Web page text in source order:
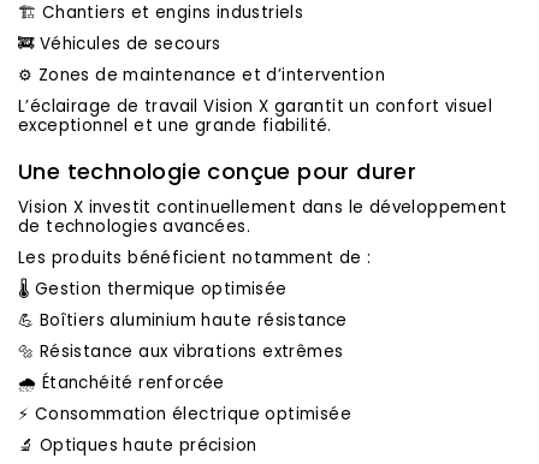
🏗️ Chantiers et engins industriels
🚒 Véhicules de secours
⚙️ Zones de maintenance et d’intervention
L’éclairage de travail Vision X garantit un confort visuel
exceptionnel et une grande fiabilité.
Une technologie conçue pour durer
Vision X investit continuellement dans le développement
de technologies avancées.
Les produits bénéficient notamment de :
🌡️ Gestion thermique optimisée
💪 Boîtiers aluminium haute résistance
🔩 Résistance aux vibrations extrêmes
🌧️ Étanchéité renforcée
⚡ Consommation électrique optimisée
🔬 Optiques haute précision